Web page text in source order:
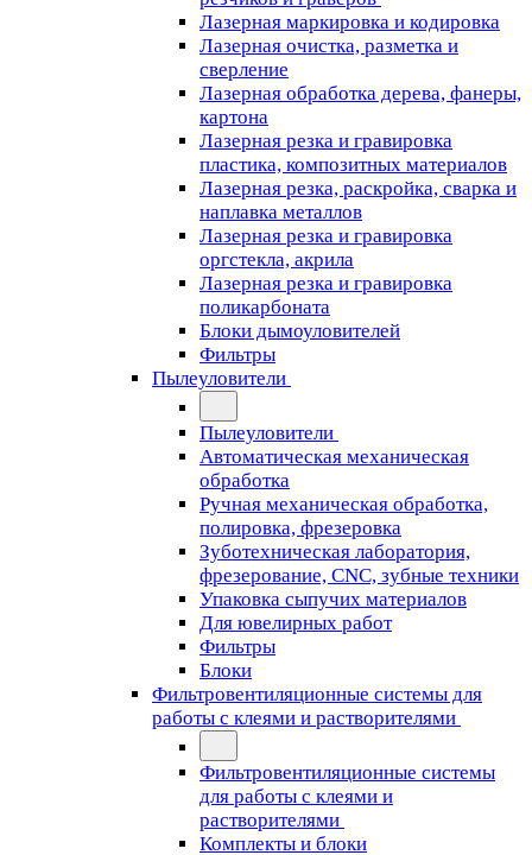
Лазерная маркировка и кодировка
Лазерная очистка, разметка и
сверление
Лазерная обработка дерева, фанеры,
картона
Лазерная резка и гравировка
пластика, композитных материалов
Лазерная резка, раскройка, сварка и
наплавка металлов
Лазерная резка и гравировка
оргстекла, акрила
Лазерная резка и гравировка
поликарбоната
Блоки дымоуловителей
Фильтры
Пылеуловители
Пылеуловители
Автоматическая механическая
обработка
Ручная механическая обработка,
полировка, фрезеровка
Зуботехническая лаборатория,
фрезерование, CNC, зубные техники
Упаковка сыпучих материалов
Для ювелирных работ
Фильтры
Блоки
Фильтровентиляционные системы для
работы с клеями и растворителями
Фильтровентиляционные системы
для работы с клеями и
растворителями
Комплекты и блоки